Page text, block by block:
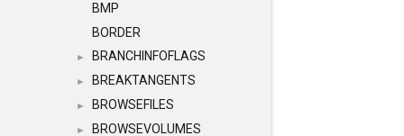
BMP
BORDER
► BRANCHINFOFLAGS
► BREAKTANGENTS
► BROWSEFILES
► BROWSEVOLUMES